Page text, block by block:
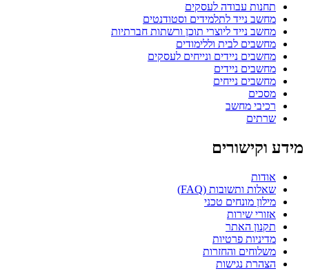
תחנות עבודה לעסקים
מחשב נייד לתלמידים וסטודנטים
מחשב נייד ליוצרי תוכן ורשתות חברתיות
מחשבים לבית וללימודים
מחשבים ניידים ונייחים לעסקים
מחשבים ניידים
מחשבים נייחים
מסכים
רכיבי מחשב
שרתים
מידע וקישורים
אודות
שאלות ותשובות (FAQ)
מילון מונחים טכני
אזורי שירות
תקנון האתר
מדיניות פרטיות
משלוחים והחזרות
הצהרת נגישות